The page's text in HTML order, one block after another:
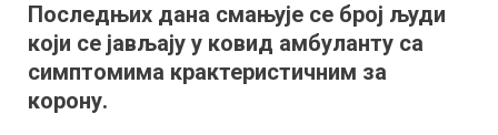
Последњих дана смањује се број људи
који се јављају у ковид амбуланту са
симптомима крактеристичним за
корону.